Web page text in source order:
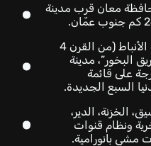
معان قرب مدينة
عاصمة الأنباط (من القرن 4
البخور”، مدينة
على قائمة
السبع الجديدة.
الخزنة، الدير،
ونظام قنوات
مشي بانورامية.